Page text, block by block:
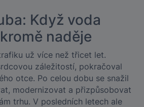
Když voda
naděje
už více než třicet let.
záležitostí, pokračoval
otce. Po celou dobu se snažil
modernizovat a přizpůsobovat
trhu. V posledních letech ale